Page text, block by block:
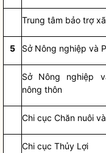
Trung tâm bảo trợ
5 Sở Nông nghiệp và
Sở Nông nghiệp
nông thôn
Chi cục Chăn nuôi
Chi cục Thủy Lợi